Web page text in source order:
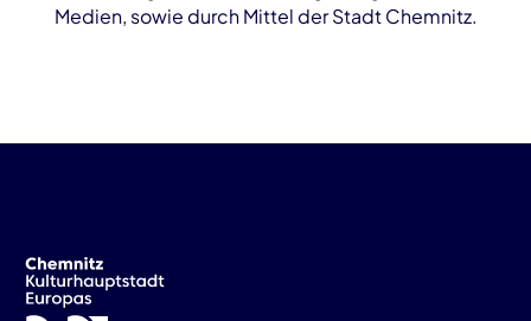
Medien, sowie durch Mittel der Stadt Chemnitz.